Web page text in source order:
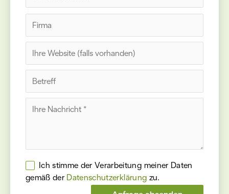
Please
leave
this
Ich stimme der Verarbeitung meiner Daten
gemäß der Datenschutz­erklärung zu.